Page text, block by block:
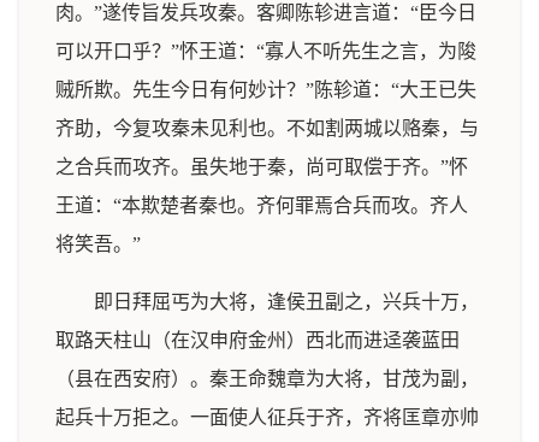
肉。”遂传旨发兵攻秦。客卿陈轸进言道：“臣今日
可以开口乎？”怀王道：“寡人不听先生之言，为陖
贼所欺。先生今日有何妙计？”陈轸道：“大王已失
齐助，今复攻秦未见利也。不如割两城以赂秦，与
之合兵而攻齐。虽失地于秦，尚可取偿于齐。”怀
王道：“本欺楚者秦也。齐何罪焉合兵而攻。齐人
将笑吾。”
即日拜屈丐为大将，逢侯丑副之，兴兵十万，
取路天柱山（在汉申府金州）西北而进迳袭蓝田
（县在西安府）。秦王命魏章为大将，甘茂为副，
起兵十万拒之。一面使人征兵于齐，齐将匡章亦帅